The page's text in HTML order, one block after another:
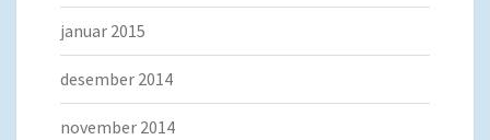
januar 2015
desember 2014
november 2014